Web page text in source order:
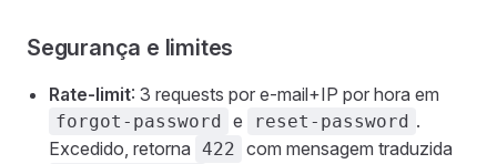
Segurança e limites
Rate-limit: 3 requests por e-mail+IP por hora em
forgot-password e reset-password .
Excedido, retorna 422 com mensagem traduzida